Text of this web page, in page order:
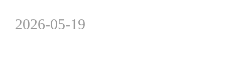
2026-05-19